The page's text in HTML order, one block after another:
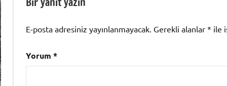
E-posta adresiniz yayınlanmayacak. Gerekli alanlar * ile
Yorum *